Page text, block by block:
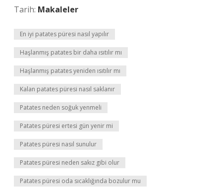
Tarih: Makaleler
En iyi patates püresi nasıl yapılır
Haşlanmış patates bir daha ısıtılır mı
Haşlanmış patates yeniden ısıtılır mı
Kalan patates püresi nasıl saklanır
Patates neden soğuk yenmeli
Patates püresi ertesi gün yenir mi
Patates püresi nasıl sunulur
Patates püresi neden sakız gibi olur
Patates püresi oda sıcaklığında bozulur mu